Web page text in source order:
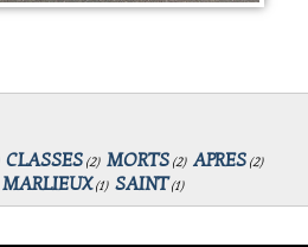
CLASSES (2) MORTS (2) APRES (2)
MARLIEUX(1) SAINT(1)